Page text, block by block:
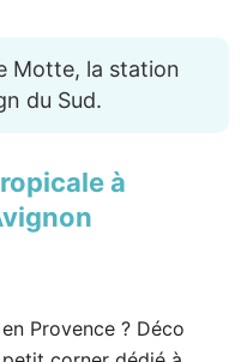
Motte, la station
du Sud.
à
Provence ? Déco